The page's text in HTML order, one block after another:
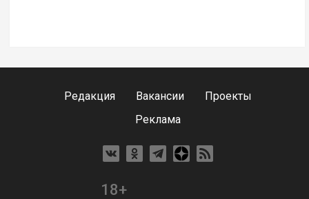
Редакция Вакансии
Проекты
Реклама
18+